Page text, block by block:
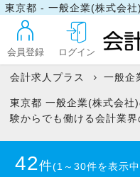
東京都 - 一般企業(株式会社
会員登録 ログイン
最
会計求人プラス 一般企
東京都 一般企業(株式会社
験からでも働ける会計業界
42件(1～30件を表示